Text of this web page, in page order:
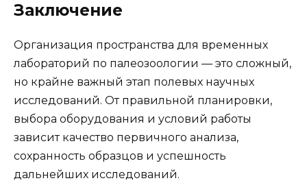
Заключение
Организация пространства для временных
лабораторий по палеозоологии — это сложный,
но крайне важный этап полевых научных
исследований. От правильной планировки,
выбора оборудования и условий работы
зависит качество первичного анализа,
сохранность образцов и успешность
дальнейших исследований.